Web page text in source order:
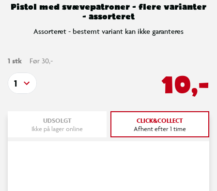
Pistol med svævepatroner - flere varianter
- assorteret
Assorteret - bestemt variant kan ikke garanteres
1 stk Før 30,-
10,-
1
UDSOLGT
Ikke på lager online
CLICK&COLLECT
Afhent efter 1 time